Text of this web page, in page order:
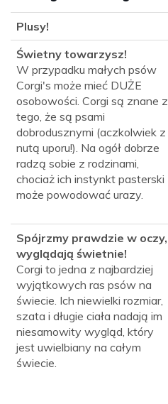
Plusy!
Świetny towarzysz!
W przypadku małych psów
Corgi's może mieć DUŻE
osobowości. Corgi są znane z
tego, że są psami
dobrodusznymi (aczkolwiek z
nutą uporu!). Na ogół dobrze
radzą sobie z rodzinami,
chociaż ich instynkt pasterski
może powodować urazy.
Spójrzmy prawdzie w oczy,
wyglądają świetnie!
Corgi to jedna z najbardziej
wyjątkowych ras psów na
świecie. Ich niewielki rozmiar,
szata i długie ciała nadają im
niesamowity wygląd, który
jest uwielbiany na całym
świecie.